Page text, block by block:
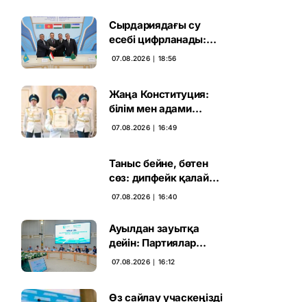
Сырдариядағы су
есебі цифрланады:
Орталық Азия ортақ
07.08.2026 ∣ 18:56
Жаңа Конституция:
білім мен адами
капиталға салынған
07.08.2026 ∣ 16:49
Таныс бейне, бөтен
сөз: дипфейк қалай
жұмыс істейді
07.08.2026 ∣ 16:40
Ауылдан зауытқа
дейін: Партиялар
сайлаушымен бетпе-
07.08.2026 ∣ 16:12
Өз сайлау учаскеңізді